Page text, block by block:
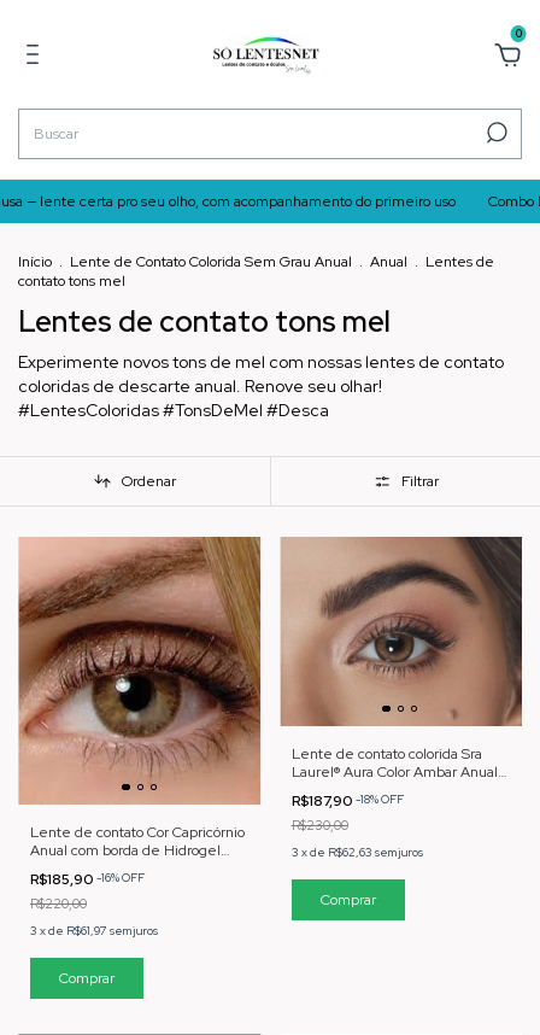
0
lente certa pro seu olho, com acompanhamento do primeiro uso Combo
Início . Lente de Contato Colorida Sem Grau Anual . Anual . Lentes de
contato tons mel
Lentes de contato tons mel
Experimente novos tons de mel com nossas lentes de contato
coloridas de descarte anual. Renove seu olhar!
#LentesColoridas #TonsDeMel #Desca
Ordenar Filtrar
Lente de contato Cor Capricórnio
Anual com borda de Hidrogel
com Proteção UV
R$185,90 -16%OFF
R$220,00
3 xde R$61,97 sem juros
Lente de contato colorida Sra
Laurel® Aura Color Ambar Anual
R$187,90 -18%OFF
R$230,00
3 xde R$62,63 sem juros